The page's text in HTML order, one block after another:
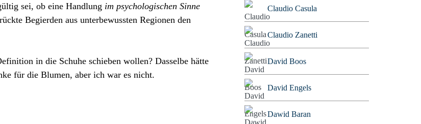
sei, ob eine Handlung im psychologischen Sinne
Begierden aus unterbewussten Regionen den
in die Schuhe schieben wollen? Dasselbe hätte
für die Blumen, aber ich war es nicht.
Claudio Casula
Claudio Zanetti
David Boos
David Engels
Dawid Baran